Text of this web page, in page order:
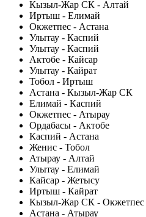
Кызыл-Жар СК - Алтай
Иртыш - Елимай
Окжетпес - Астана
Улытау - Каспий
Улытау - Каспий
Актобе - Кайсар
Улытау - Кайрат
Тобол - Иртыш
Астана - Кызыл-Жар СК
Елимай - Каспий
Окжетпес - Атырау
Ордабасы - Актобе
Каспий - Астана
Женис - Тобол
Атырау - Алтай
Улытау - Елимай
Кайсар - Жетысу
Иртыш - Кайрат
Кызыл-Жар СК - Окжетпес
Астана - Атырау